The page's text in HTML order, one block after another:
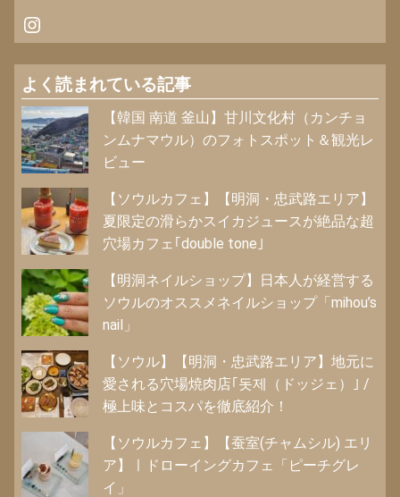
Instagram
よく読まれている記事
【韓国 南道 釜山】甘川文化村（カンチョ
ンムナマウル）のフォトスポット＆観光レ
ビュー
【ソウルカフェ】【明洞・忠武路エリア】
夏限定の滑らかスイカジュースが絶品な超
穴場カフェ｢double tone｣
【明洞ネイルショップ】日本人が経営する
ソウルのオススメネイルショップ「mihou’s
nail」
【ソウル】【明洞・忠武路エリア】地元に
愛される穴場焼肉店｢돗제（ドッジェ）｣ /
極上味とコスパを徹底紹介！
【ソウルカフェ】【蚕室(チャムシル) エリ
ア】ㅣドローイングカフェ「ピーチグレ
イ」